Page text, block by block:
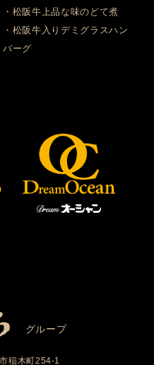
・松阪牛上品な味のどて煮
・松阪牛入りデミグラスハン
バーグ
グループ
稲木町254-1